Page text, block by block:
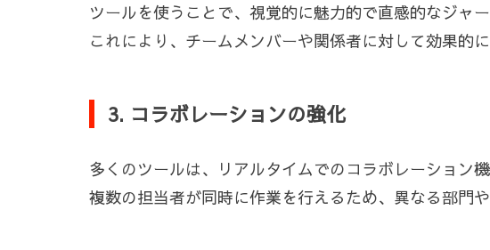
ツールを使うことで、視覚的に魅力的で直感的なジャ
これにより、チームメンバーや関係者に対して効果的
3. コラボレーションの強化
多くのツールは、リアルタイムでのコラボレーション
複数の担当者が同時に作業を行えるため、異なる部門